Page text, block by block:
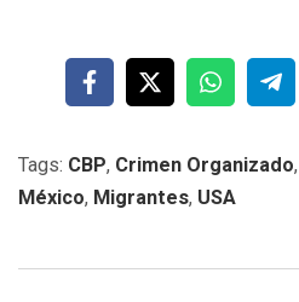
Tags: CBP, Crimen Organizado,
México, Migrantes, USA